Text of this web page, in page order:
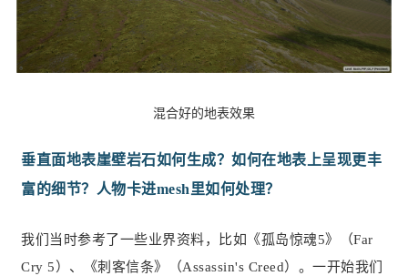
混合好的地表效果
垂直面地表崖壁岩石如何生成？如何在地表上呈现更丰
富的细节？人物卡进mesh里如何处理？
我们当时参考了一些业界资料，比如《孤岛惊魂5》（Far
Cry 5）、《刺客信条》（Assassin's Creed）。一开始我们